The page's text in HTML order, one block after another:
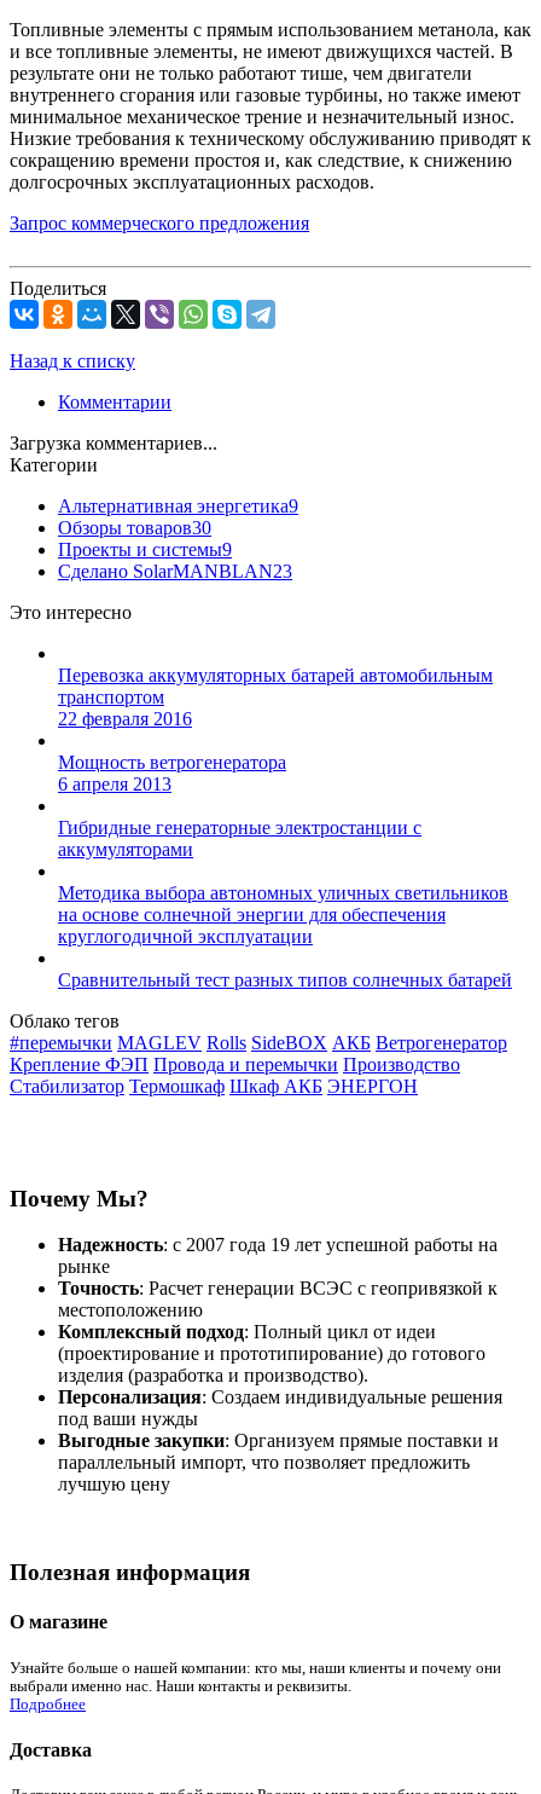
Топливные элементы с прямым использованием метанола, как
и все топливные элементы, не имеют движущихся частей. В
результате они не только работают тише, чем двигатели
внутреннего сгорания или газовые турбины, но также имеют
минимальное механическое трение и незначительный износ.
Низкие требования к техническому обслуживанию приводят к
сокращению времени простоя и, как следствие, к снижению
долгосрочных эксплуатационных расходов.
Запрос коммерческого предложения
Поделиться
Назад к списку
Комментарии
Загрузка комментариев...
Категории
Альтернативная энергетика9
Обзоры товаров30
Проекты и системы9
Сделано SolarMANBLAN23
Это интересно
Перевозка аккумуляторных батарей автомобильным
транспортом
22 февраля 2016
Мощность ветрогенератора
6 апреля 2013
Гибридные генераторные электростанции с
аккумуляторами
Методика выбора автономных уличных светильников
на основе солнечной энергии для обеспечения
круглогодичной эксплуатации
Сравнительный тест разных типов солнечных батарей
Облако тегов
#перемычки MAGLEV Rolls SideBOX АКБ Ветрогенератор
Крепление ФЭП Провода и перемычки Производство
Стабилизатор Термошкаф Шкаф АКБ ЭНЕРГОН
Почему Мы?
Надежность: с 2007 года 19 лет успешной работы на
рынке
Точность: Расчет генерации ВСЭС с геопривязкой к
местоположению
Комплексный подход: Полный цикл от идеи
(проектирование и прототипирование) до готового
изделия (разработка и производство).
Персонализация: Создаем индивидуальные решения
под ваши нужды
Выгодные закупки: Организуем прямые поставки и
параллельный импорт, что позволяет предложить
лучшую цену
Полезная информация
О магазине
Узнайте больше о нашей компании: кто мы, наши клиенты и почему они
выбрали именно нас. Наши контакты и реквизиты.
Подробнее
Доставка